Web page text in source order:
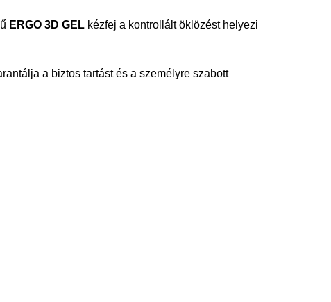
ERGO 3D GEL kézfej a kontrollált öklözést helyezi
a biztos tartást és a személyre szabott